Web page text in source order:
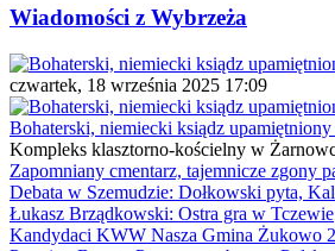
Wiadomości z Wybrzeża
czwartek, 18 września 2025 17:09
Bohaterski, niemiecki ksiądz
Kompleks klasztorno-kościelny w
Zapomniany cmentarz, tajemnicze zgony
Debata w Szemudzie: Dołkowski pyta,
Łukasz Brządkowski: Ostra gra w Tczewie
Kandydaci KWW Nasza Gmina Żukowo